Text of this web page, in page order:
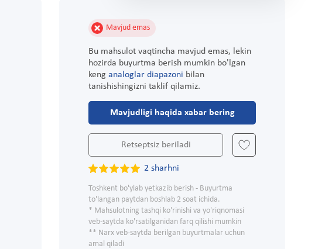
Mavjud emas
Bu mahsulot vaqtincha mavjud emas, lekin
hozirda buyurtma berish mumkin bo'lgan
keng analoglar diapazoni bilan
tanishishingizni taklif qilamiz.
Mavjudligi haqida xabar bering
Retseptsiz beriladi
2 sharhni
Toshkent bo'ylab yetkazib berish - Buyurtma
to'langan paytdan boshlab 2 soat ichida.
* Mahsulotning tashqi ko'rinishi va yo'riqnomasi
veb-saytda ko'rsatilganidan farq qilishi mumkin
** Narx veb-saytda berilgan buyurtmalar uchun
amal qiladi